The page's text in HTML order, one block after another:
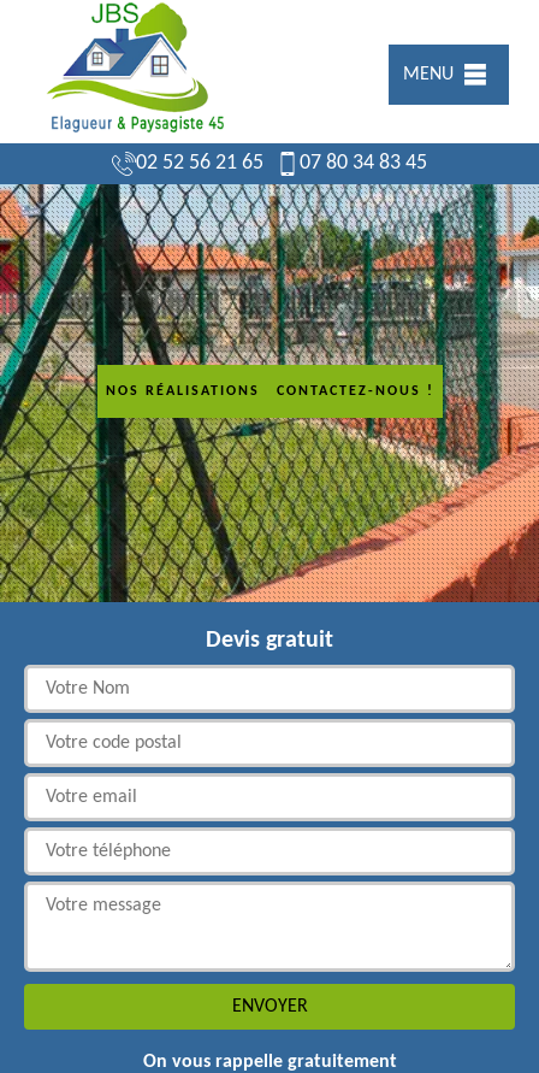
MENU
02 52 56 21 65 07 80 34 83 45
NOS RÉALISATIONS CONTACTEZ-NOUS !
Devis gratuit
On vous rappelle gratuitement